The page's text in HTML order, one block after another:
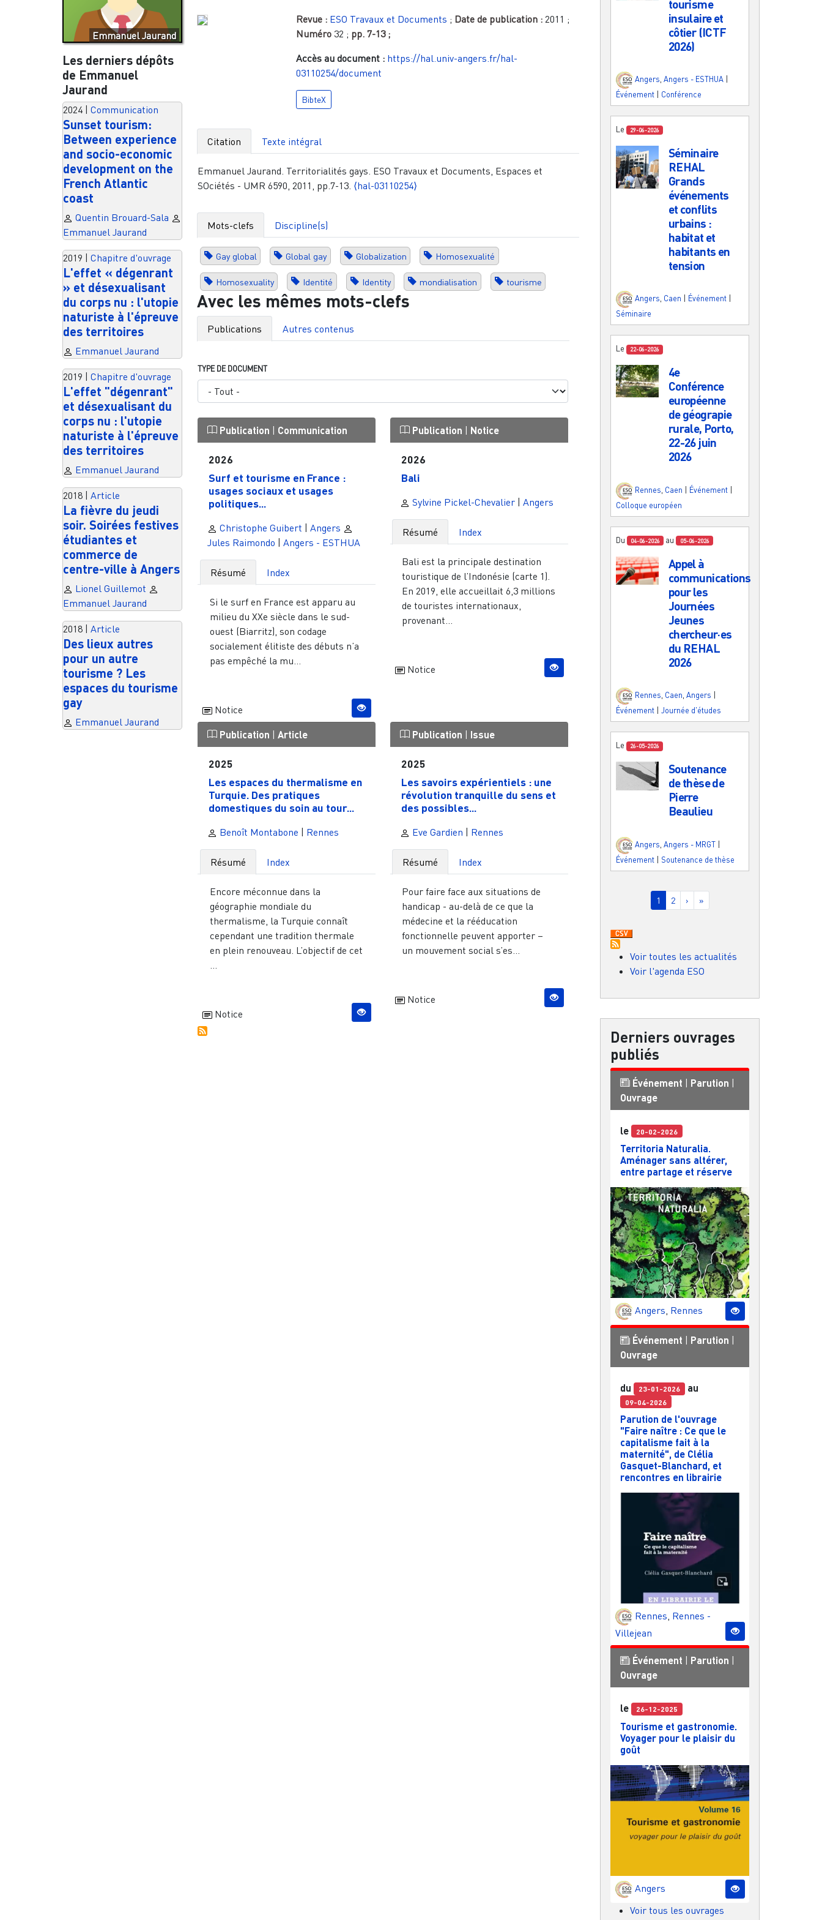
Emmanuel Jaurand
Les derniers dépôts
de Emmanuel
Jaurand
2024 | Communication
Sunset tourism:
Between experience
and socio-economic
development on the
French Atlantic
coast
Quentin Brouard-Sala
Emmanuel Jaurand
2019 | Chapitre d'ouvrage
L'effet « dégenrant
» et désexualisant
du corps nu : l'utopie
naturiste à l'épreuve
des territoires
Emmanuel Jaurand
2019 | Chapitre d'ouvrage
L'effet "dégenrant"
et désexualisant du
corps nu : l'utopie
naturiste à l'épreuve
des territoires
Emmanuel Jaurand
2018 | Article
La fièvre du jeudi
soir. Soirées festives
étudiantes et
commerce de
centre-ville à Angers
Lionel Guillemot
Emmanuel Jaurand
2018 | Article
Des lieux autres
pour un autre
tourisme ? Les
espaces du tourisme
gay
Emmanuel Jaurand
Revue : ESO Travaux et Documents ; Date de publication : 2011 ;
Numéro 32 ; pp. 7-13 ;
Accès au document : https://hal.univ-angers.fr/hal-
03110254/document
BibteX
Citation Texte intégral
Emmanuel Jaurand. Territorialités gays. ESO Travaux et Documents, Espaces et
SOciétés - UMR 6590, 2011, pp.7-13. ⟨hal-03110254⟩
Mots-clefs Discipline(s)
Gay global Global gay Globalization Homosexualité
Homosexuality Identité Identity mondialisation tourisme
Avec les mêmes mots-clefs
Publications Autres contenus
TYPE DE DOCUMENT
Publication | Communication
2026
Surf et tourisme en France :
usages sociaux et usages
politiques...
Christophe Guibert |Angers
Jules Raimondo |Angers - ESTHUA
Résumé Index
Si le surf en France est apparu au
milieu du XXe siècle dans le sud-
ouest (Biarritz), son codage
socialement élitiste des débuts n’a
pas empêché la mu...
Notice
Publication | Notice
2026
Bali
Sylvine Pickel-Chevalier |Angers
Résumé Index
Bali est la principale destination
touristique de l’Indonésie (carte 1).
En 2019, elle accueillait 6,3 millions
de touristes internationaux,
provenant...
Notice
Publication |Article
2025
Les espaces du thermalisme en
Turquie. Des pratiques
domestiques du soin au tour...
Benoît Montabone Rennes
Résumé Index
Encore méconnue dans la
géographie mondiale du
thermalisme, la Turquie connaît
cependant une tradition thermale
en plein renouveau. L’objectif de cet
...
Notice
Publication | Issue
2025
Les savoirs expérientiels : une
révolution tranquille du sens et
des possibles...
Eve Gardien Rennes
Résumé Index
Pour faire face aux situations de
handicap - au-delà de ce que la
médecine et la rééducation
fonctionnelle peuvent apporter –
un mouvement social s’es...
Notice
tourisme
insulaire et
côtier (ICTF
2026)
Angers Angers - ESTHUA
Événement
Conférence
Le 29-06-2026
Séminaire
REHAL
Grands
événements
et conflits
urbains :
habitat et
habitants en
tension
Angers, Caen Événement
Séminaire
Le 22-06-2026
4e
Conférence
européenne
de géograpie
rurale, Porto,
22-26 juin
2026
Rennes Caen Événement
Colloque européen
Du 04-06-2026 au 05-06-2026
Appel à
communications
pour les
Journées
Jeunes
chercheur·es
du REHAL
2026
Rennes, Caen, Angers
Événement
Journée d'études
Le 26-05-2026
Soutenance
de thèse de
Pierre
Beaulieu
Angers Angers - MRGT
Événement | Soutenance de thèse
Pagination
Page courante
1 Page
2 Page suivante
› Dernière page
»
Voir toutes les actualités
Voir l'agenda ESO
Derniers ouvrages
publiés
Événement | Parution |
Ouvrage
le 20-02-2026
Territoria Naturalia.
Aménager sans altérer,
entre partage et réserve
Angers, Rennes
Événement Parution
Ouvrage
du 23-01-2026 au
09-04-2026
Parution de l'ouvrage
"Faire naître : Ce que le
capitalisme fait à la
maternité", de Clélia
Gasquet-Blanchard, et
rencontres en librairie
Rennes, Rennes -
Villejean
Événement Parution
Ouvrage
le 26-12-2025
Tourisme et gastronomie.
Voyager pour le plaisir du
goût
Angers
Voir tous les ouvrages